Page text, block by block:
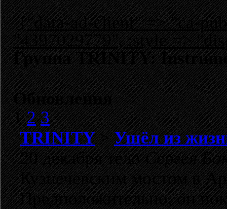
{"data-ad-client" => "ca-
"4397029779", :style =>
Группа TRINITY:
Обновления
1 2 3
TRINITY>Ушёл из
20 декабря телоСергея
Кузнечевским мостом в
Предположительно, он